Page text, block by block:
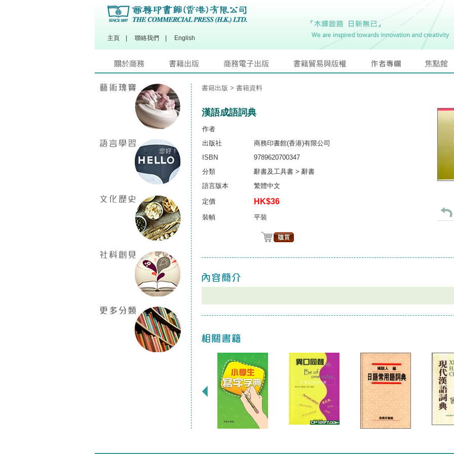
主頁 聯絡我們 English
書籍出版 > 書籍資料
漢語成語詞典
作者
出版社
商務印書館(香港)有限公司
ISBN
9789620700347
分類
辭書及工具書 > 辭書
語言版本
繁體中文
定價 HK$36
裝幀 平裝